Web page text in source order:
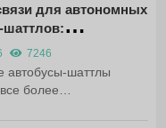
более 200 миллионов
а 1500 уездов
70 миллионов тонн.
методы
не успевают за
для автономных
шаттлов:
анализ
шлюза SV900
7246
автобусы-шаттлы
более